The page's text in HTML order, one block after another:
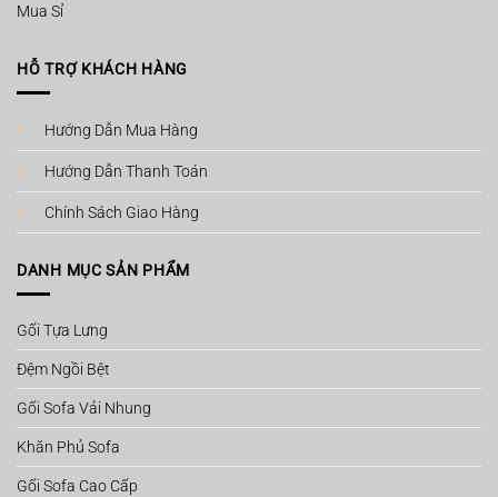
Mua Sỉ
HỖ TRỢ KHÁCH HÀNG
Hướng Dẫn Mua Hàng
Hướng Dẫn Thanh Toán
Chính Sách Giao Hàng
DANH MỤC SẢN PHẨM
Gối Tựa Lưng
Đệm Ngồi Bệt
Gối Sofa Vải Nhung
Khăn Phủ Sofa
Gối Sofa Cao Cấp